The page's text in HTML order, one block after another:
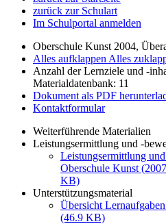
zurück zur Schulart
Im Schulportal anmelden
Oberschule Kunst 2004,
Alles aufklappen Alles
Anzahl der Lernziele und -
Materialdatenbank: 11
Dokument als PDF
Kontaktformular
Weiterführende Materialien
Leistungsermittlung und -
Leistungsermittlung
Oberschule Kunst
KB)
Unterstützungsmaterial
Übersicht
(46.9 KB)